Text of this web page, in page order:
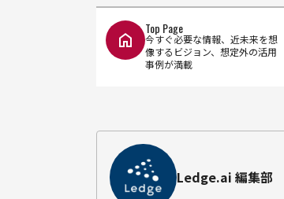
Top Page
今すぐ必要な情報、近未来を想
像するビジョン、想定外の活用
事例が満載
Ledge.ai 編集部